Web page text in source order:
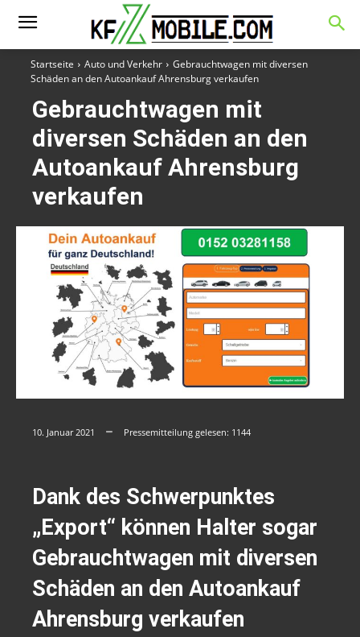
Startseite Auto und Verkehr
Gebrauchtwagen mit diversen
Schäden an den Autoankauf Ahrensburg verkaufen
Gebrauchtwagen mit
diversen Schäden an den
Autoankauf Ahrensburg
verkaufen
10. Januar 2021 Pressemitteilung gelesen: 1144
Dank des Schwerpunktes
„Export“ können Halter sogar
Gebrauchtwagen mit diversen
Schäden an den Autoankauf
Ahrensburg verkaufen